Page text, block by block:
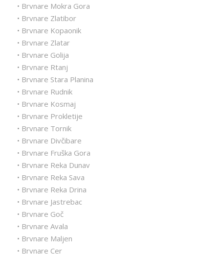
• Brvnare Mokra Gora
• Brvnare Zlatibor
• Brvnare Kopaonik
• Brvnare Zlatar
• Brvnare Golija
• Brvnare Rtanj
• Brvnare Stara Planina
• Brvnare Rudnik
• Brvnare Kosmaj
• Brvnare Prokletije
• Brvnare Tornik
• Brvnare Divčibare
• Brvnare Fruška Gora
• Brvnare Reka Dunav
• Brvnare Reka Sava
• Brvnare Reka Drina
• Brvnare Jastrebac
• Brvnare Goč
• Brvnare Avala
• Brvnare Maljen
• Brvnare Cer